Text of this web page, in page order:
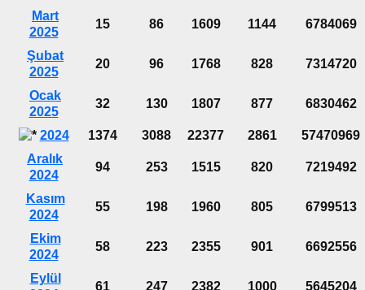
Mart
2025
15 86 1609 1144 6784069
Şubat
2025
20 96 1768 828 7314720
Ocak
2025
32 130 1807 877 6830462
2024 1374 3088 22377 2861
57470969
Aralık
2024
94 253 1515 820 7219492
Kasım
2024
55 198 1960 805 6799513
Ekim
2024
58 223 2355 901 6692556
Eylül
61 247 2382 1000 5645204